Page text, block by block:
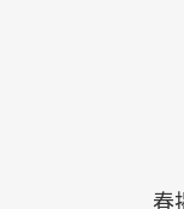
春